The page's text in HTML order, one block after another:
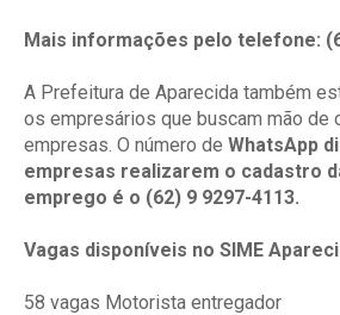
Mais informações pelo telefone:
A Prefeitura de Aparecida também
os empresários que buscam mão de
empresas. O número de WhatsApp
empresas realizarem o cadastro
emprego é o (62) 9 9297-4113.
Vagas disponíveis no SIME
58 vagas Motorista entregador